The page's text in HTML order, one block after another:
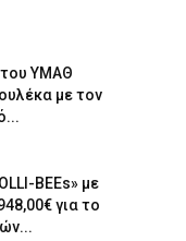
του ΥΜΑΘ
με τον
BEEs» με
για το